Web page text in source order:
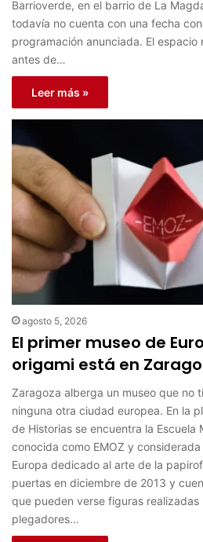
Barrioverde, en el barrio de La
todavía no cuenta con una fecha
programación anunciada. El espacio
antes de…
Leer más »
agosto 5, 2026
El primer museo de
origami está en
Zaragoza alberga un museo que no
ninguna otra ciudad europea. En la
de Historias se encuentra la Escuela
conocida como EMOZ y
Europa dedicado al arte de la
puertas en diciembre de 2013 y
que pueden verse figuras realizadas
plegadores…